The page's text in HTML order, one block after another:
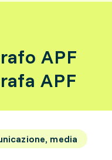
APF
APF
media